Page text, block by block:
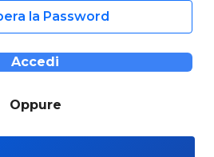
la Password
Accedi
Oppure